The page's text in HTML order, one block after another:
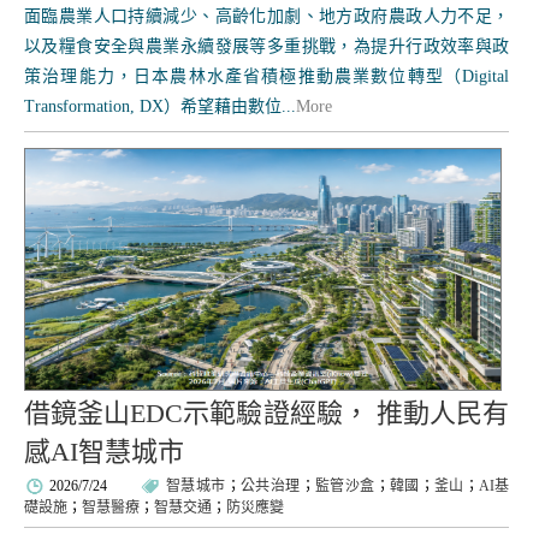
面臨農業人口持續減少、高齡化加劇、地方政府農政人力不足，
以及糧食安全與農業永續發展等多重挑戰，為提升行政效率與政
策治理能力，日本農林水產省積極推動農業數位轉型（Digital
Transformation, DX）希望藉由數位...More
借鏡釜山EDC示範驗證經驗， 推動人民有
感AI智慧城市
2026/7/24 智慧城市 ； 公共治理 ； 監管沙盒 ； 韓國 ； 釜山 ； AI基
礎設施 ； 智慧醫療 ； 智慧交通 ； 防災應變